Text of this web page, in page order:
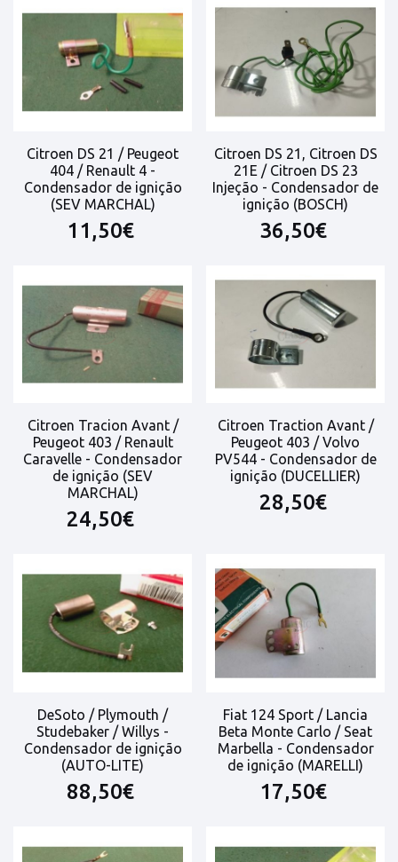
Citroen DS 21 / Peugeot
404 / Renault 4 -
Condensador de ignição
(SEV MARCHAL)
11,50€
Citroen DS 21, Citroen DS
21E / Citroen DS 23
Injeção - Condensador de
ignição (BOSCH)
36,50€
Citroen Tracion Avant /
Peugeot 403 / Renault
Caravelle - Condensador
de ignição (SEV
MARCHAL)
24,50€
Citroen Traction Avant /
Peugeot 403 / Volvo
PV544 - Condensador de
ignição (DUCELLIER)
28,50€
DeSoto / Plymouth /
Studebaker / Willys -
Condensador de ignição
(AUTO-LITE)
88,50€
Fiat 124 Sport / Lancia
Beta Monte Carlo / Seat
Marbella - Condensador
de ignição (MARELLI)
17,50€